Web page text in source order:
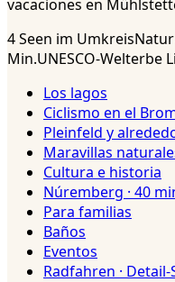
vacaciones en
4 Seen im Umkreis
Min.UNESCO-Welterbe
Los lagos
Ciclismo en el
Pleinfeld y
Maravillas
Cultura e historia
Núremberg · 40
Para familias
Baños
Eventos
Radfahren · Detail-